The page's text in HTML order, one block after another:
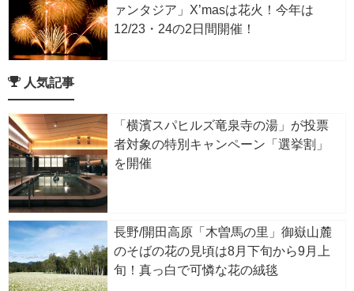
ァンタジア」X’masは花火！今年は
12/23・24の2日間開催！
人気記事
「横濱スパヒルズ竜泉寺の湯」が投票
者対象の特別キャンペーン「選挙割」
を開催
長野/開田高原「木曽馬の里」御嶽山麓
のそばの花の見頃は8月下旬から9月上
旬！真っ白で可憐な花の絨毯